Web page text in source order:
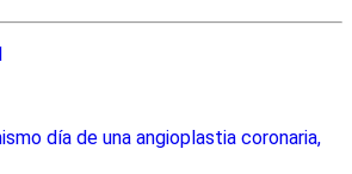
día de una angioplastia coronaria,